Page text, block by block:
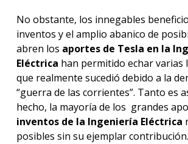
No obstante, los innegables
inventos y el amplio abanico de
abren los aportes de Tesla en la
Eléctrica han permitido echar varias
que realmente sucedió debido a la
“guerra de las corrientes”. Tanto es
hecho, la mayoría de los grandes
inventos de la Ingeniería Eléctrica
posibles sin su ejemplar contribución.